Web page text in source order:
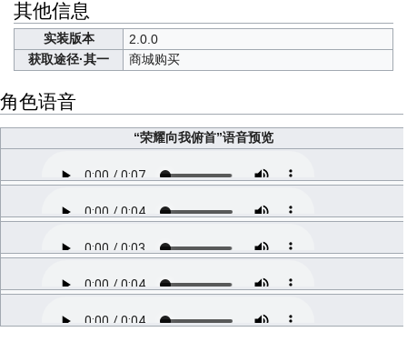
其他信息
实装版本
2.0.0
获取途径·其一
商城购买
角色语音
“荣耀向我俯首”语音预览
互动1
互动2
互动3
释放技能
出战